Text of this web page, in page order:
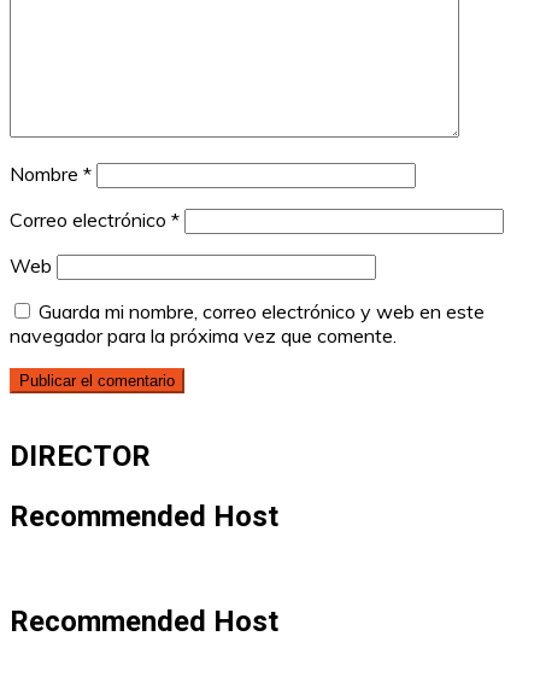
Nombre *
Correo electrónico *
Web
Guarda mi nombre, correo electrónico y web en este
navegador para la próxima vez que comente.
DIRECTOR
Recommended Host
Recommended Host